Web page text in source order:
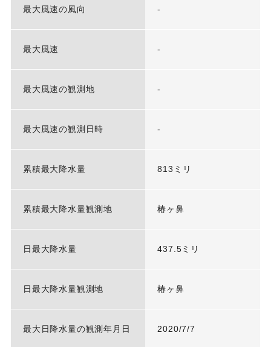
最大風速の風向 -
最大風速 -
最大風速の観測地 -
最大風速の観測日時 -
累積最大降水量 813ミリ
累積最大降水量観測地 椿ヶ鼻
日最大降水量 437.5ミリ
日最大降水量観測地 椿ヶ鼻
最大日降水量の観測年月日 2020/7/7